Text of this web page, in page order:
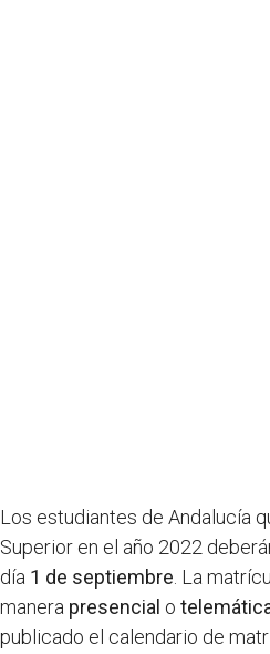
Los estudiantes de Andalucía
Superior en el año 2022
día 1 de septiembre . La
manera presencial o
publicado el calendario de